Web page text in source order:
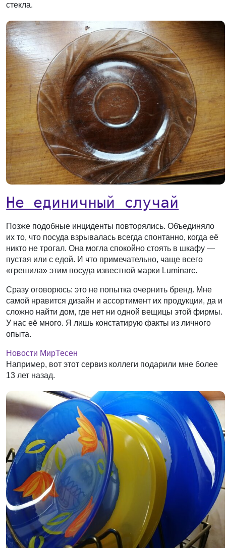
стекла.
Не единичный случай
Позже подобные инциденты повторялись. Объединяло
их то, что посуда взрывалась всегда спонтанно, когда её
никто не трогал. Она могла спокойно стоять в шкафу —
пустая или с едой. И что примечательно, чаще всего
«грешила» этим посуда известной марки Luminarc.
Сразу оговорюсь: это не попытка очернить бренд. Мне
самой нравится дизайн и ассортимент их продукции, да и
сложно найти дом, где нет ни одной вещицы этой фирмы.
У нас её много. Я лишь констатирую факты из личного
опыта.
Новости МирТесен
Например, вот этот сервиз коллеги подарили мне более
13 лет назад.